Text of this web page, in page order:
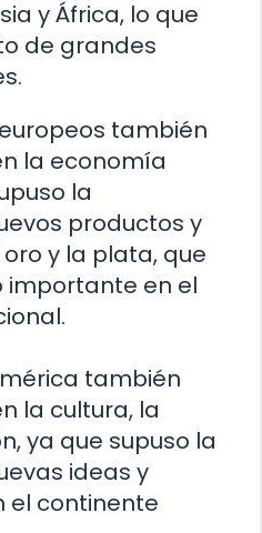
y África, lo que
de grandes
también
la economía
la
productos y
y la plata, que
importante en el
también
la cultura, la
ya que supuso la
ideas y
el continente